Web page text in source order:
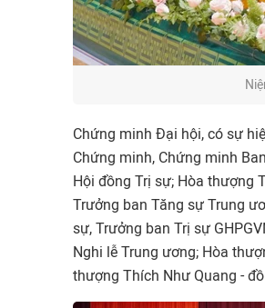
Chứng minh Đại hội, có sự
Chứng minh, Chứng minh
Hội đồng Trị sự; Hòa thượng
Trưởng ban Tăng sự Trung
sự, Trưởng ban Trị sự
Nghi lễ Trung ương; Hòa
thượng Thích Như Quang -